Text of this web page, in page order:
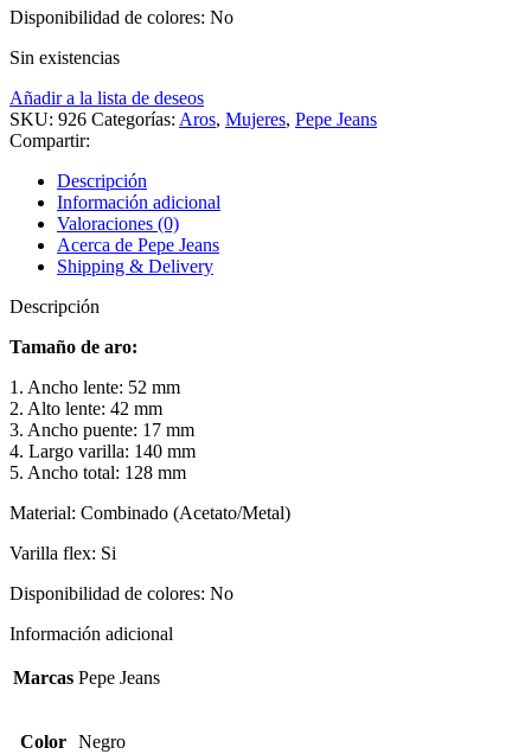
Disponibilidad de colores: No
Sin existencias
Añadir a la lista de deseos
SKU: 926 Categorías: Aros, Mujeres, Pepe Jeans
Compartir:
Descripción
Información adicional
Valoraciones (0)
Acerca de Pepe Jeans
Shipping & Delivery
Descripción
Tamaño de aro:
1. Ancho lente: 52 mm
2. Alto lente: 42 mm
3. Ancho puente: 17 mm
4. Largo varilla: 140 mm
5. Ancho total: 128 mm
Material: Combinado (Acetato/Metal)
Varilla flex: Si
Disponibilidad de colores: No
Información adicional
Marcas Pepe Jeans
Color Negro